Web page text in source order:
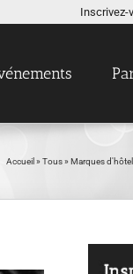
Inscrivez-
Accueil » Tous» Marques